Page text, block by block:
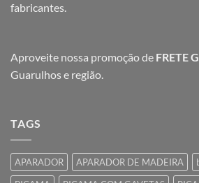
fabricantes.
Aproveite nossa promoção de FRETE
Guarulhos e região.
TAGS
APARADOR APARADOR DE MADEIRA